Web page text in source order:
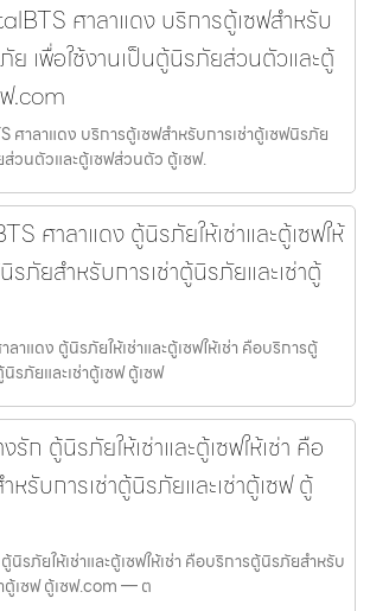
ศาลาแดง บริการตู้เซฟสำหรับ
ย เพื่อใช้งานเป็นตู้นิรภัยส่วนตัวและตู้
.com
าลาแดง บริการตู้เซฟสำหรับการเช่าตู้เซฟนิรภัย
ส่วนตัวและตู้เซฟส่วนตัว ตู้เซฟ.
ศาลาแดง ตู้นิรภัยให้เช่าและตู้เซฟให้
รภัยสำหรับการเช่าตู้นิรภัยและเช่าตู้
าแดง ตู้นิรภัยให้เช่าและตู้เซฟให้เช่า คือบริการตู้
รภัยและเช่าตู้เซฟ ตู้เซฟ
รัก ตู้นิรภัยให้เช่าและตู้เซฟให้เช่า คือ
รับการเช่าตู้นิรภัยและเช่าตู้เซฟ ตู้
นิรภัยให้เช่าและตู้เซฟให้เช่า คือบริการตู้นิรภัยสำหรับ
ตู้เซฟ ตู้เซฟ.com — ต